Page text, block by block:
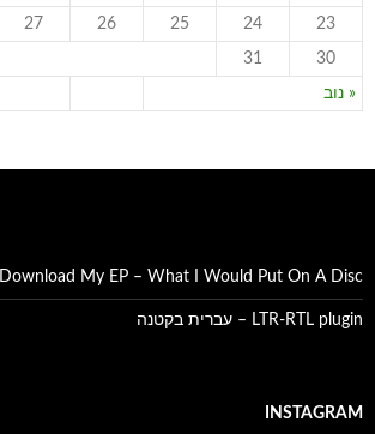
« נוב
23
24
25
26
27
30
31
Download My EP – What I Would Put On A Disc
LTR-RTL plugin – עברית בקטנה
INSTAGRAM